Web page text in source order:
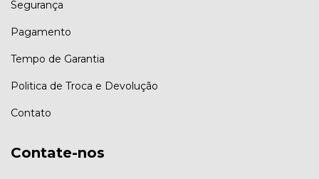
Segurança
Pagamento
Tempo de Garantia
Politica de Troca e Devolução
Contato
Contate-nos